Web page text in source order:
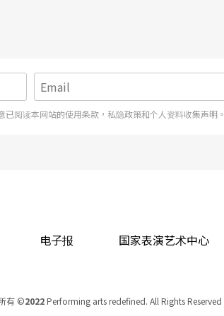
提来思考的制作模
都不同。因此，这
么，主事者与参与者
阅读本网站的使用条款，私隐政策和个人资料收集声明。
电子报 国家表演艺术中心
有 ©2022Performing arts redefined. All Rights Reserved